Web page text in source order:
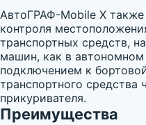
АвтоГРАФ-Mobile X
контроля
транспортных средств,
машин, как в
подключением к
транспортного средства
прикуривателя.
Преимущества